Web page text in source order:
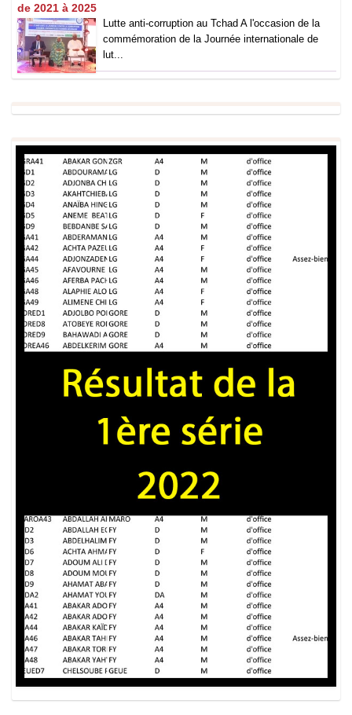
de 2021 à 2025
Lutte anti-corruption au Tchad A l'occasion de la
commémoration de la Journée internationale de
lut...